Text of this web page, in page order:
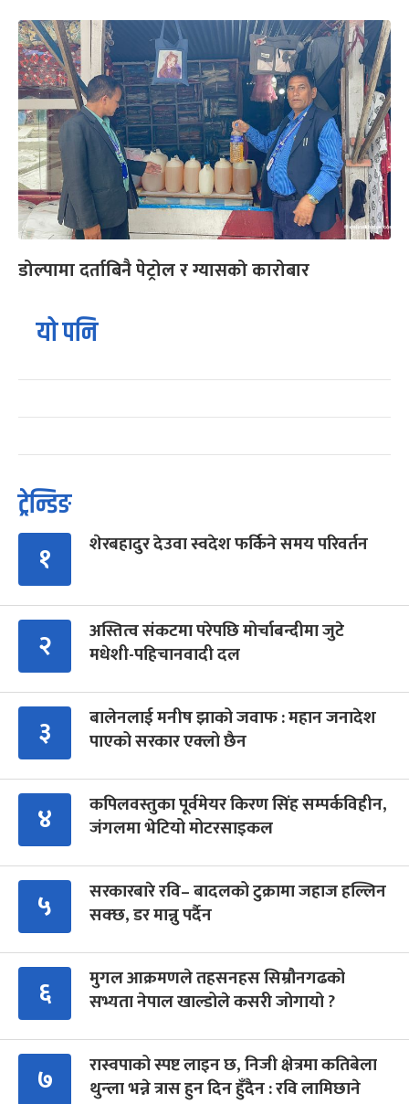
डोल्पामा दर्ताबिनै पेट्रोल र ग्यासको कारोबार
यो पनि
ट्रेन्डिङ
१ शेरबहादुर देउवा स्वदेश फर्किने समय परिवर्तन
२
अस्तित्व संकटमा परेपछि मोर्चाबन्दीमा जुटे
मधेशी-पहिचानवादी दल
३
बालेनलाई मनीष झाको जवाफ : महान जनादेश
पाएको सरकार एक्लो छैन
४
कपिलवस्तुका पूर्वमेयर किरण सिंह सम्पर्कविहीन,
जंगलमा भेटियो मोटरसाइकल
५
सरकारबारे रवि– बादलको टुक्रामा जहाज हल्लिन
सक्छ, डर मान्नु पर्दैन
६
मुगल आक्रमणले तहसनहस सिम्रौनगढको
सभ्यता नेपाल खाल्डोले कसरी जोगायो ?
७
रास्वपाको स्पष्ट लाइन छ, निजी क्षेत्रमा कतिबेला
थुन्ला भन्ने त्रास हुन दिन हुँदैन : रवि लामिछाने